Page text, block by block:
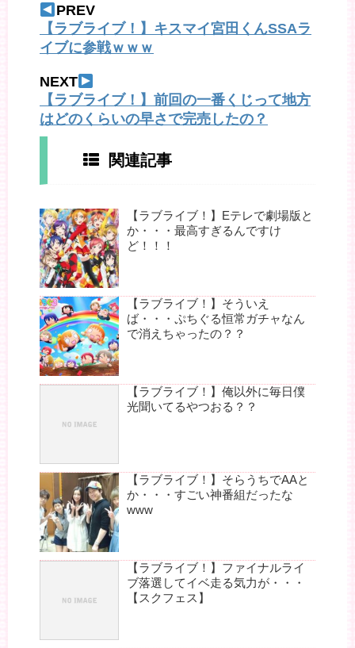
PREV
【ラブライブ！】キスマイ宮田くんSSAラ
イブに参戦ｗｗｗ
NEXT
【ラブライブ！】前回の一番くじって地方
はどのくらいの早さで完売したの？
関連記事
【ラブライブ！】Eテレで劇場版と
か・・・最高すぎるんですけ
ど！！！
【ラブライブ！】そういえ
ば・・・ぷちぐる恒常ガチャなん
で消えちゃったの？？
【ラブライブ！】俺以外に毎日僕
光聞いてるやつおる？？
【ラブライブ！】そらうちでAAと
か・・・すごい神番組だったな
www
【ラブライブ！】ファイナルライ
ブ落選してイベ走る気力が・・・
【スクフェス】